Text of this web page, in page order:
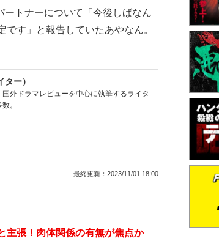
トナーについて「今後しばなん
す」と報告していたあやなん。
ー）
外ドラマレビューを中心に執筆するライタ
。
最終更新： 2023/11/01 18:00
主張！肉体関係の有無が焦点か